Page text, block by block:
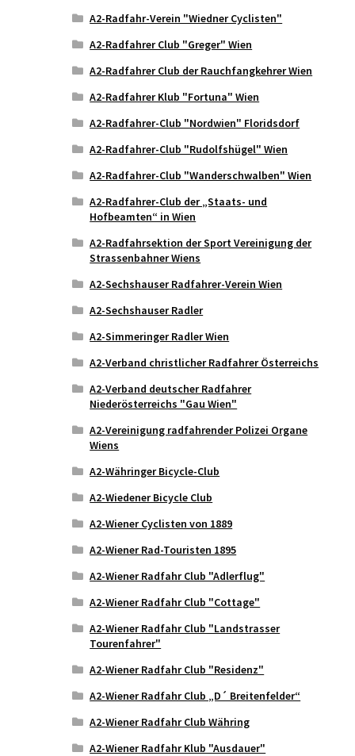
A2-Radfahr-Verein "Wiedner Cyclisten"
A2-Radfahrer Club "Greger" Wien
A2-Radfahrer Club der Rauchfangkehrer Wien
A2-Radfahrer Klub "Fortuna" Wien
A2-Radfahrer-Club "Nordwien" Floridsdorf
A2-Radfahrer-Club "Rudolfshügel" Wien
A2-Radfahrer-Club "Wanderschwalben" Wien
A2-Radfahrer-Club der „Staats- und
Hofbeamten“ in Wien
A2-Radfahrsektion der Sport Vereinigung der
Strassenbahner Wiens
A2-Sechshauser Radfahrer-Verein Wien
A2-Sechshauser Radler
A2-Simmeringer Radler Wien
A2-Verband christlicher Radfahrer Österreichs
A2-Verband deutscher Radfahrer
Niederösterreichs "Gau Wien"
A2-Vereinigung radfahrender Polizei Organe
Wiens
A2-Währinger Bicycle-Club
A2-Wiedener Bicycle Club
A2-Wiener Cyclisten von 1889
A2-Wiener Rad-Touristen 1895
A2-Wiener Radfahr Club "Adlerflug"
A2-Wiener Radfahr Club "Cottage"
A2-Wiener Radfahr Club "Landstrasser
Tourenfahrer"
A2-Wiener Radfahr Club "Residenz"
A2-Wiener Radfahr Club „D´ Breitenfelder“
A2-Wiener Radfahr Club Währing
A2-Wiener Radfahr Klub "Ausdauer"